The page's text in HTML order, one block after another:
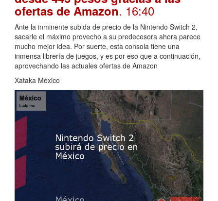
ofertas de Amazon. 16:40
Ante la inminente subida de precio de la Nintendo Switch 2,
sacarle el máximo provecho a su predecesora ahora parece
mucho mejor idea. Por suerte, esta consola tiene una
inmensa librería de juegos, y es por eso que a continuación,
aprovechando las actuales ofertas de Amazon
Xataka México